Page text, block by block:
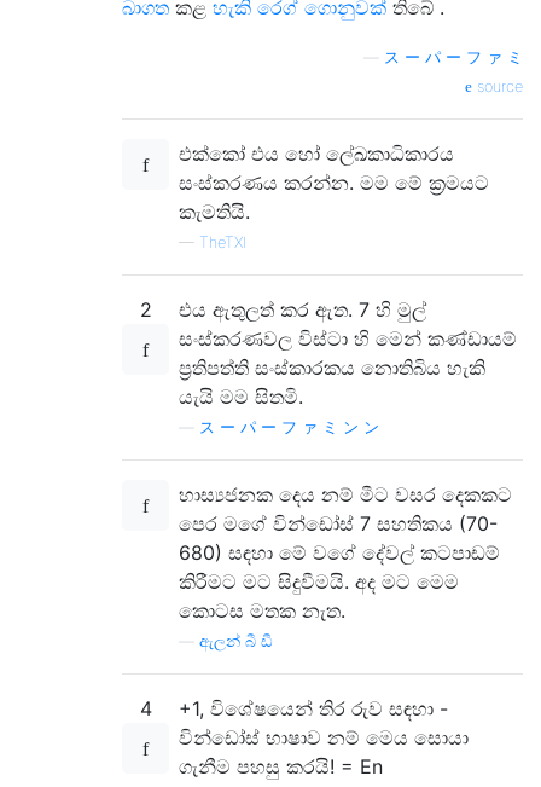
බාගත කළ හැකි රෙග් ගොනුවක් තිබේ .
ス ー パ ー フ ァ ミ
source
එක්කෝ එය හෝ ලේඛකාධිකාරය
සංස්කරණය කරන්න. මම මේ ක්‍රමයට
කැමතියි.
— TheTXI
2
එය ඇතුලත් කර ඇත. 7 හි මුල්
සංස්කරණවල විස්ටා හි මෙන් කණ්ඩායම්
ප්‍රතිපත්ති සංස්කාරකය නොතිබිය හැකි
යැයි මම සිතමි.
ス ー パ ー フ ァ ミ ン ン
හාස්‍යජනක දෙය නම් මීට වසර දෙකකට
පෙර මගේ වින්ඩෝස් 7 සහතිකය (70-
680) සඳහා මේ වගේ දේවල් කටපාඩම්
කිරීමට මට සිදුවීමයි. අද මට මෙම
කොටස මතක නැත.
ඇලන් බී ඩී
4
+1, විශේෂයෙන් තිර රුව සඳහා -
වින්ඩෝස් භාෂාව නම් මෙය සොයා
ගැනීම පහසු කරයි! = En